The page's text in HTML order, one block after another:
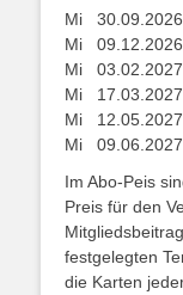
Mi
Mi
Mi
Mi
Mi
Mi
Im Abo-Peis
Preis für den
festgelegten
die Karten